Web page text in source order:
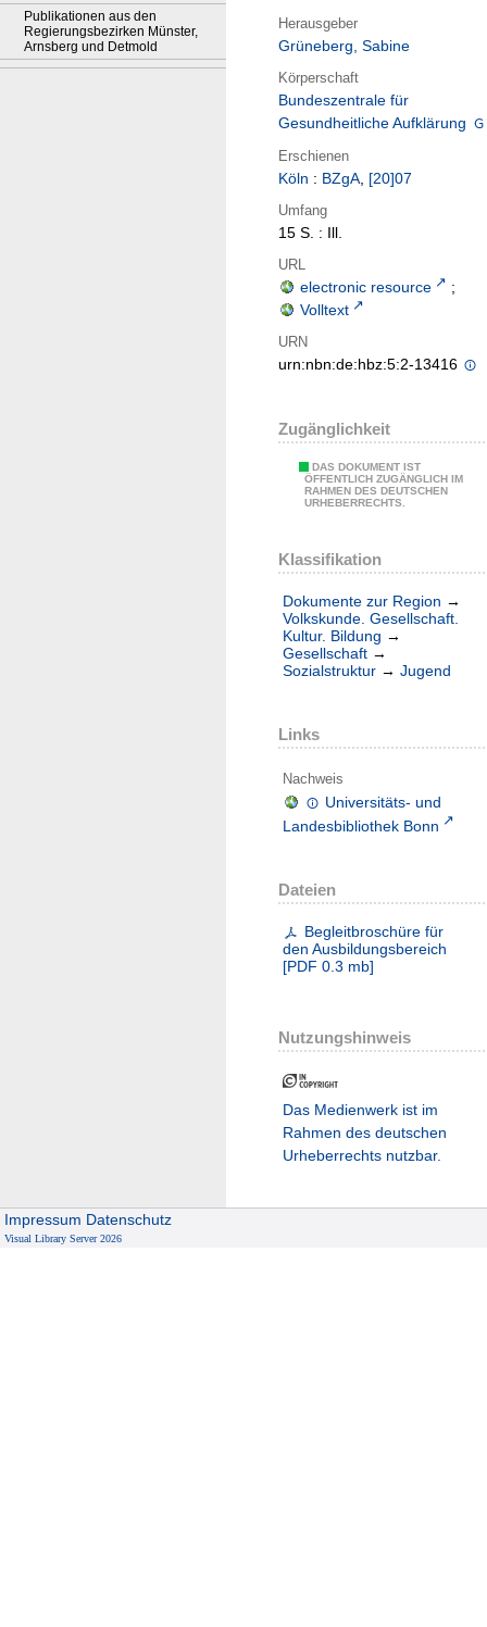
Publikationen aus den
Regierungsbezirken Münster,
Arnsberg und Detmold
Herausgeber
Grüneberg, Sabine
Körperschaft
Bundeszentrale für
Gesundheitliche Aufklärung
Erschienen
Köln : BZgA, [20]07
Umfang
15 S. : Ill.
URL
electronic resource
;
Volltext
URN
urn:nbn:de:hbz:5:2-13416
Zugänglichkeit
DAS DOKUMENT IST
ÖFFENTLICH ZUGÄNGLICH IM
RAHMEN DES DEUTSCHEN
URHEBERRECHTS.
Klassifikation
Dokumente zur Region →
Volkskunde. Gesellschaft.
Kultur. Bildung →
Gesellschaft →
Sozialstruktur → Jugend
Links
Nachweis
Universitäts- und
Landesbibliothek Bonn
Dateien
Begleitbroschüre für
den Ausbildungsbereich
[PDF 0.3 mb]
Nutzungshinweis
Das Medienwerk ist im
Rahmen des deutschen
Urheberrechts nutzbar.
Impressum Datenschutz
Visual Library Server 2026